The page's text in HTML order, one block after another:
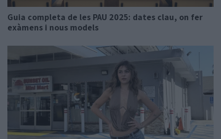
Guia completa de les PAU 2025: dates clau, on fer
exàmens i nous models